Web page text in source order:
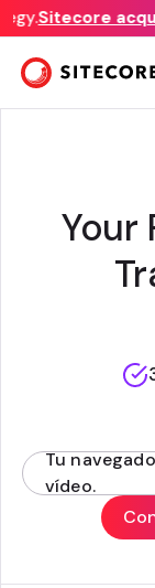
Sitecore
Your
Tu
vídeo.
(opens in